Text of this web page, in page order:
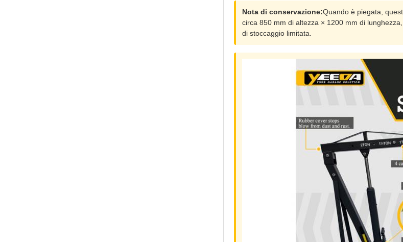
Nota di conservazione:Quando è piegata,
circa 850 mm di altezza × 1200 mm di
di stoccaggio limitata.